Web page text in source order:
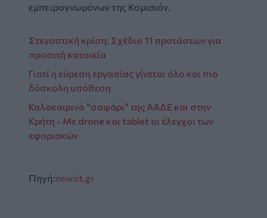
εμπειρογνωμόνων της Κομισιόν.
Στεγαστική κρίση: Σχέδιο 11 προτάσεων για
προσιτή κατοικία
Γιατί η εύρεση εργασίας γίνεται όλο και πιο
δύσκολη υπόθεση
Καλοκαιρινό "σαφάρι" της ΑΑΔΕ και στην
Κρήτη - Με drone και tablet οι έλεγχοι των
εφοριακών
Πηγή:newsit.gr